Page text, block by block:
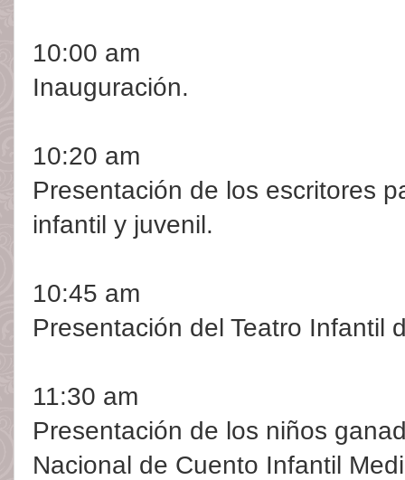
10:00 am
Inauguración.
10:20 am
Presentación de los escritores
infantil y juvenil.
10:45 am
Presentación del Teatro Infantil
11:30 am
Presentación de los niños
Nacional de Cuento Infantil